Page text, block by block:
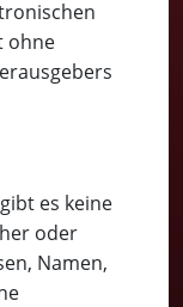
ohne
es keine
oder
Namen,